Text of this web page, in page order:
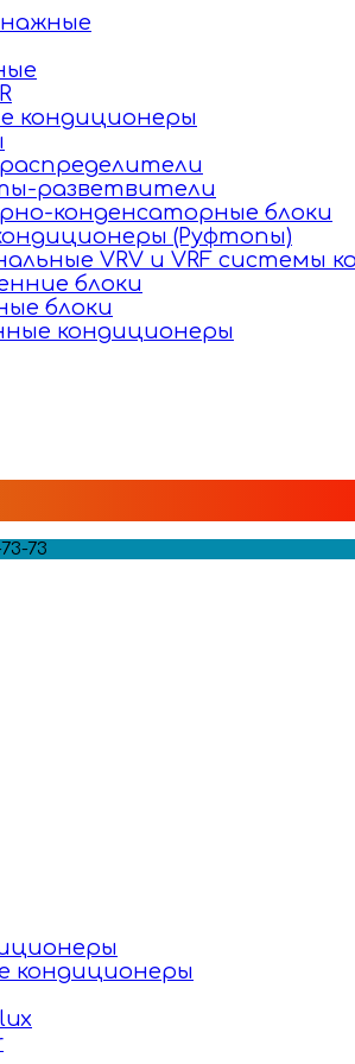
кондиционеры
разветвители
конденсаторные блоки
(Руфтопы)
VRV и VRF системы
блоки
блоки
кондиционеры
73
кондиционеры